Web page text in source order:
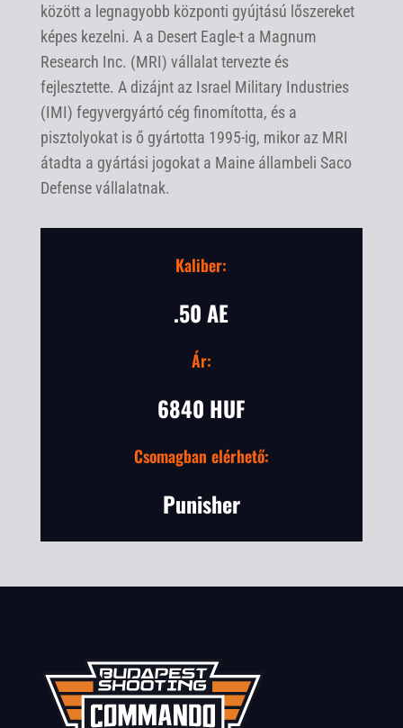
között a legnagyobb központi gyújtású lőszereket
képes kezelni. A a Desert Eagle-t a Magnum
Research Inc. (MRI) vállalat tervezte és
fejlesztette. A dizájnt az Israel Military Industries
(IMI) fegyvergyártó cég finomította, és a
pisztolyokat is ő gyártotta 1995-ig, mikor az MRI
átadta a gyártási jogokat a Maine állambeli Saco
Defense vállalatnak.
Kaliber:
.50 AE
Ár:
6840 HUF
Csomagban elérhető:
Punisher